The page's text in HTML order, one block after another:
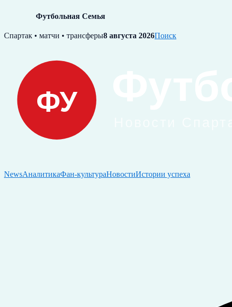
Футбольная Семья
Skip
Спартак • матчи • трансферы8 августа 2026Поиск
NewsАналитикаФан-культураНовостиИстории успеха